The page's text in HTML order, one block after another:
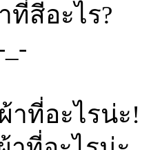
ที่สีอะไร?
าที่อะไรน่ะ!